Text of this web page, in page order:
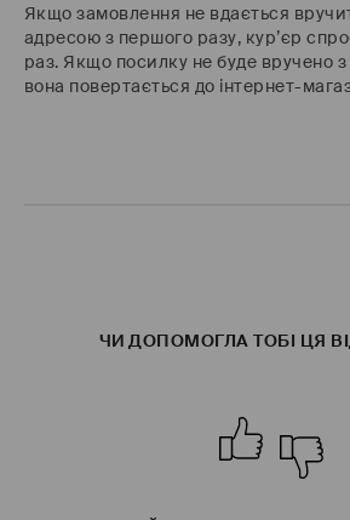
Якщо замовлення не вдається
адресою з першого разу, кур’єр
раз. Якщо посилку не буде вручено з
вона повертається до інтернет-
ЧИ ДОПОМОГЛА ТОБІ ЦЯ